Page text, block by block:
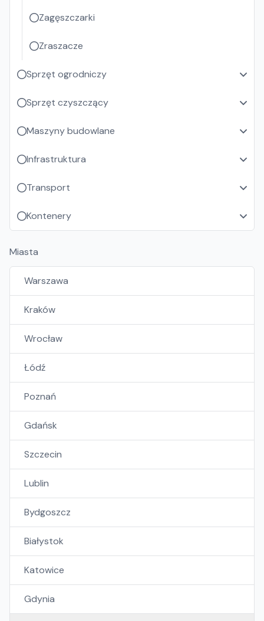
Zagęszczarki
Zraszacze
Sprzęt ogrodniczy
Sprzęt czyszczący
Maszyny budowlane
Infrastruktura
Transport
Kontenery
Miasta
Warszawa
Kraków
Wrocław
Łódź
Poznań
Gdańsk
Szczecin
Lublin
Bydgoszcz
Białystok
Katowice
Gdynia